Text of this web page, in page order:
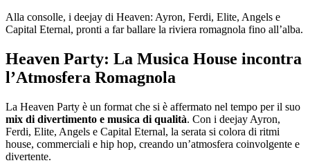
Alla consolle, i deejay di Heaven: Ayron, Ferdi, Elite, Angels e
Capital Eternal, pronti a far ballare la riviera romagnola fino all’alba.
Heaven Party: La Musica House incontra
l’Atmosfera Romagnola
La Heaven Party è un format che si è affermato nel tempo per il suo
mix di divertimento e musica di qualità. Con i deejay Ayron,
Ferdi, Elite, Angels e Capital Eternal, la serata si colora di ritmi
house, commerciali e hip hop, creando un’atmosfera coinvolgente e
divertente.